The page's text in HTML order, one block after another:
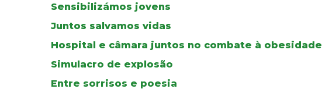
Sensibilizámos jovens
Juntos salvamos vidas
Hospital e câmara juntos no combate à obesidade
Simulacro de explosão
Entre sorrisos e poesia